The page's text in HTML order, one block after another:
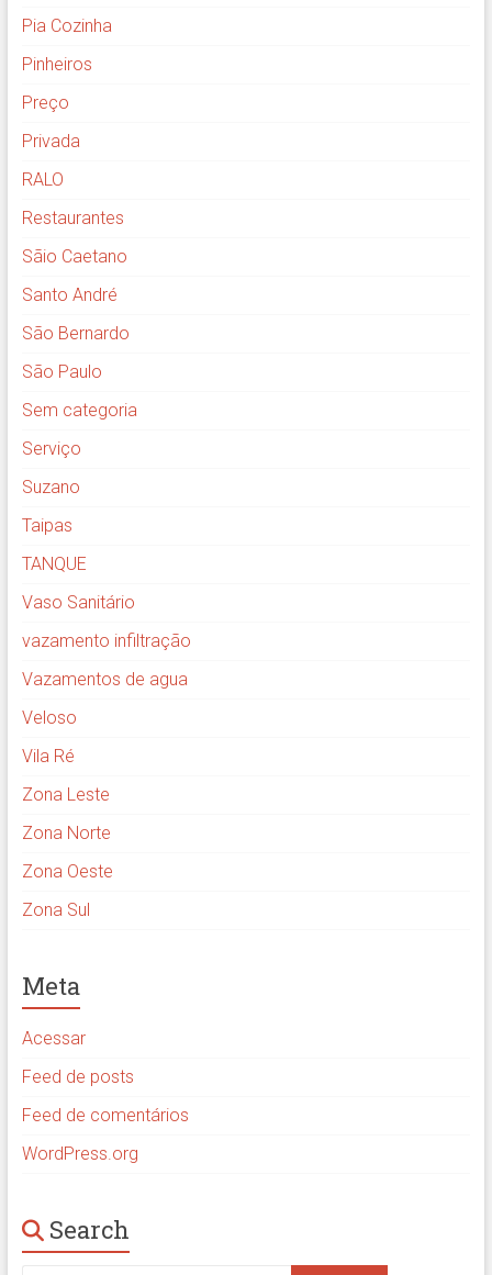
Pia Cozinha
Pinheiros
Preço
Privada
RALO
Restaurantes
Sãio Caetano
Santo André
São Bernardo
São Paulo
Sem categoria
Serviço
Suzano
Taipas
TANQUE
Vaso Sanitário
vazamento infiltração
Vazamentos de agua
Veloso
Vila Ré
Zona Leste
Zona Norte
Zona Oeste
Zona Sul
Meta
Acessar
Feed de posts
Feed de comentários
WordPress.org
Search